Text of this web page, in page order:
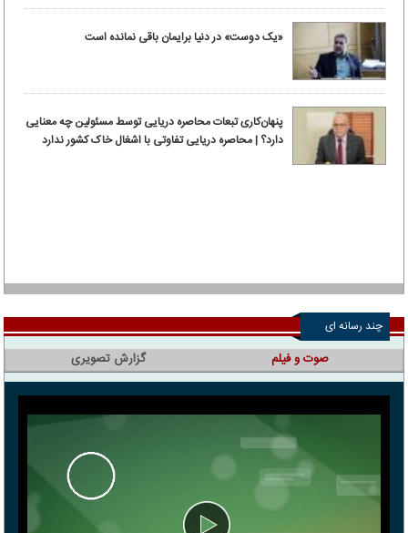
«یک دوست» در دنیا برایمان باقی نمانده است
پنهان‌کاری تبعات محاصره دریایی توسط مسئولین چه معنایی
دارد؟ | محاصره دریایی تفاوتی با اشغال خاک کشور ندارد
چند رسانه ای
صوت و فیلم گزارش تصویری